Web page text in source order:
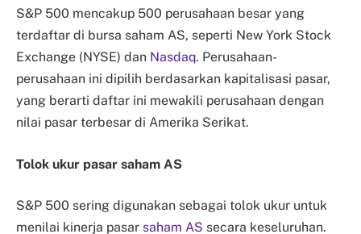
S&P 500 mencakup 500 perusahaan besar yang
terdaftar di bursa saham AS, seperti New York Stock
Exchange (NYSE) dan Nasdaq. Perusahaan-
perusahaan ini dipilih berdasarkan kapitalisasi pasar,
yang berarti daftar ini mewakili perusahaan dengan
nilai pasar terbesar di Amerika Serikat.
Tolok ukur pasar saham AS
S&P 500 sering digunakan sebagai tolok ukur untuk
menilai kinerja pasar saham AS secara keseluruhan.